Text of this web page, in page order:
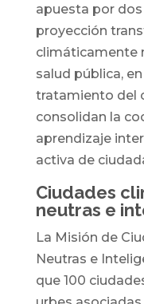
apuesta por
proyección
climáticamente
salud pública,
tratamiento del
consolidan la
aprendizaje
activa de
Ciudades
neutras e
La Misión de
Neutras e
que 100